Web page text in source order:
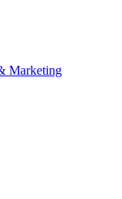
Marketing